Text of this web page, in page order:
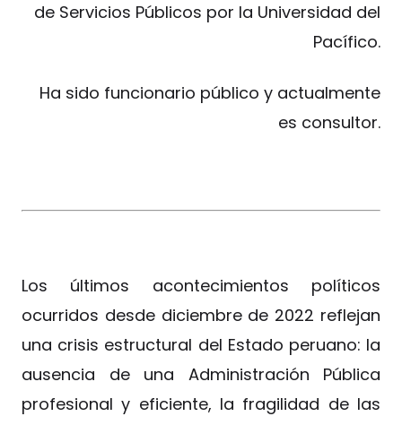
de Servicios Públicos por la Universidad del
Pacífico.
Ha sido funcionario público y actualmente
es consultor.
Los últimos acontecimientos políticos
ocurridos desde diciembre de 2022 reflejan
una crisis estructural del Estado peruano: la
ausencia de una Administración Pública
profesional y eficiente, la fragilidad de las